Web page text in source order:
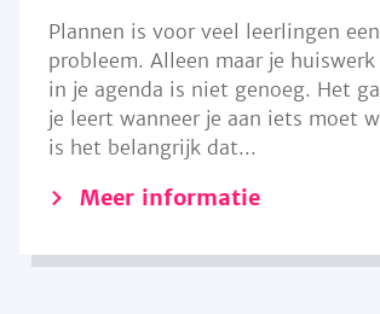
Plannen is voor veel leerlingen
probleem. Alleen maar je
in je agenda is niet genoeg. Het
je leert wanneer je aan iets moet
is het belangrijk dat...
Meer informatie